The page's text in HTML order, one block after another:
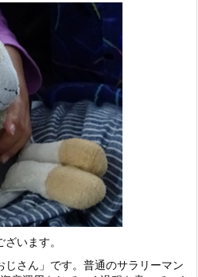
います。
さん」です。普通のサラリーマン